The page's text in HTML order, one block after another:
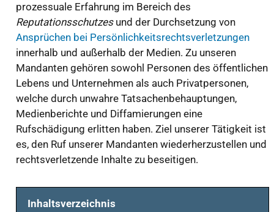
prozessuale Erfahrung im Bereich des
Reputationsschutzesund der Durchsetzung von
Ansprüchen bei Persönlichkeitsrechtsverletzungen
innerhalb und außerhalb der Medien. Zu unseren
Mandanten gehören sowohl Personen des öffentlichen
Lebens und Unternehmen als auch Privatpersonen,
welche durch unwahre Tatsachenbehauptungen,
Medienberichte und Diffamierungen eine
Rufschädigung erlitten haben. Ziel unserer Tätigkeit ist
es, den Ruf unserer Mandanten wiederherzustellen und
rechtsverletzende Inhalte zu beseitigen.
Inhaltsverzeichnis